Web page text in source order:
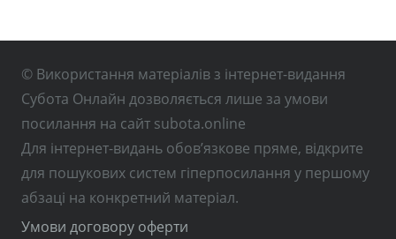
© Використання матеріалів з інтернет-видання
Субота Онлайн дозволяється лише за умови
посилання на сайт subota.online
Для інтернет-видань обов’язкове пряме, відкрите
для пошукових систем гіперпосилання у першому
абзаці на конкретний матеріал.
Умови договору оферти